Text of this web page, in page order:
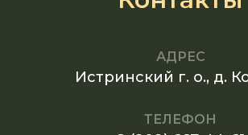
АДРЕС
Истринский г. о., д.
ТЕЛЕФОН